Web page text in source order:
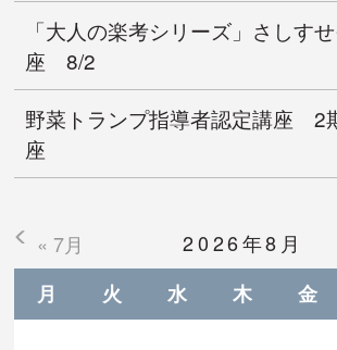
「大人の楽考シリーズ」さしす
座 8/2
野菜トランプ指導者認定講座 2
座
2026年8月
月
火 水 木 金
« 7月